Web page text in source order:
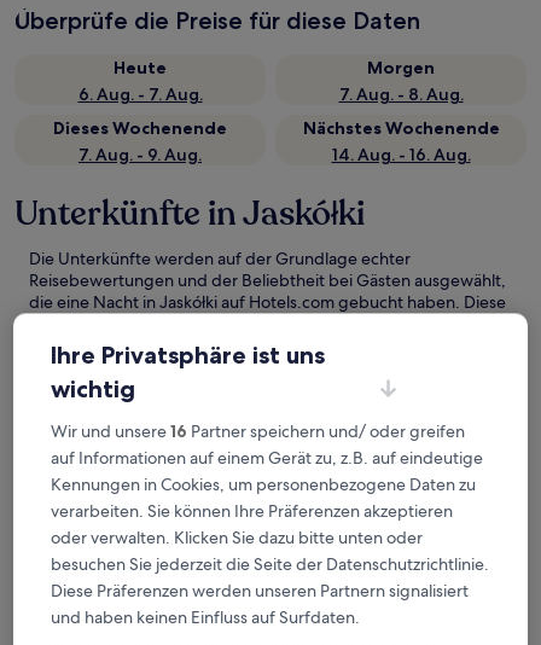
Überprüfe die Preise für diese Daten
Heute
6. Aug. - 7. Aug.
Morgen
7. Aug. - 8. Aug.
Dieses Wochenende
7. Aug. - 9. Aug.
Nächstes Wochenende
14. Aug. - 16. Aug.
Unterkünfte in Jaskółki
Die Unterkünfte werden auf der Grundlage echter
Reisebewertungen und der Beliebtheit bei Gästen ausgewählt,
die eine Nacht in Jaskółki auf Hotels.com gebucht haben. Diese
Erlebnis der Reisenden. Zuletzt aktualisiert am
Weniger
Pokoje Gościnne Koral
Ihre Privatsphäre ist uns
wichtig
Wir und unsere16 Partner speichern und/ oder greifen
auf Informationen auf einem Gerät zu, z.B. auf eindeutige
Kennungen in Cookies, um personenbezogene Daten zu
verarbeiten. Sie können Ihre Präferenzen akzeptieren
oder verwalten. Klicken Sie dazu bitte unten oder
besuchen Sie jederzeit die Seite der Datenschutzrichtlinie.
Diese Präferenzen werden unseren Partnern signalisiert
und haben keinen Einfluss auf Surfdaten.